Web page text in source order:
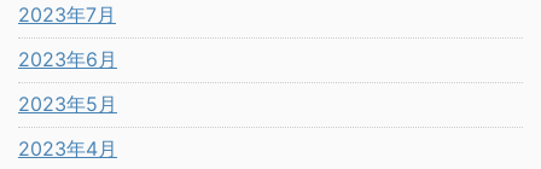
2023年7月
2023年6月
2023年5月
2023年4月